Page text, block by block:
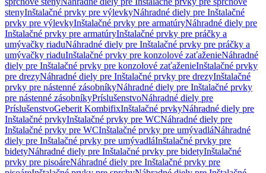
stenyInštalačné prvky pre výlevkyNáhradné diely pre Inštalačné
prvky pre výlevkyInštalačné prvky pre armatúryNáhradné diely pre
Inštalačné prvky pre armatúryInštalačné prvky pre práčky a
umývačky riaduNáhradné diely pre Inštalačné prvky pre práčky a
umývačky riaduInštalačné prvky pre konzolové zaťaženieNáhradné
diely pre Inštalačné prvky pre konzolové zaťaženieInštalačné prvky
pre drezyNáhradné diely pre Inštalačné prvky pre drezyInštalačné
prvky pre nástenné zásobníkyNáhradné diely pre Inštalačné prvky
pre nástenné zásobníkyPríslušenstvoNáhradné diely pre
PríslušenstvoGeberit KombifixInštalačné prvkyNáhradné diely pre
Inštalačné prvkyInštalačné prvky pre WCNáhradné diely pre
Inštalačné prvky pre WCInštalačné prvky pre umývadláNáhradné
diely pre Inštalačné prvky pre umývadláInštalačné prvky pre
bidetyNáhradné diely pre Inštalačné prvky pre bidetyInštalačné
prvky pre pisoáreNáhradné diely pre Inštalačné prvky pre